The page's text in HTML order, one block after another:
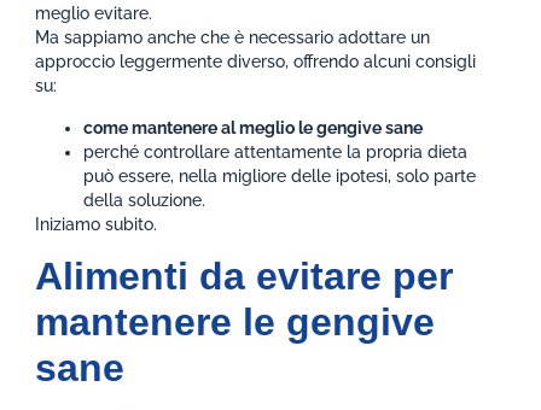
meglio evitare.
Ma sappiamo anche che è necessario adottare un
approccio leggermente diverso, offrendo alcuni consigli
su:
come mantenere al meglio le gengive sane
perché controllare attentamente la propria dieta
può essere, nella migliore delle ipotesi, solo parte
della soluzione.
Iniziamo subito.
Alimenti da evitare per
mantenere le gengive
sane